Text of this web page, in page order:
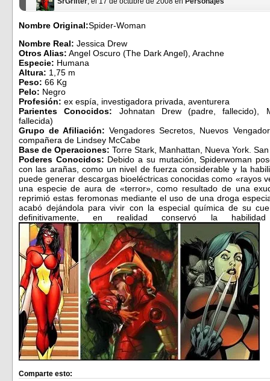
Nombre Original:Spider-Woman
Nombre Real: Jessica Drew
Otros Alias: Angel Oscuro (The Dark Angel), Arachne
Especie: Humana
Altura: 1,75 m
Peso: 66 Kg
Pelo: Negro
Profesión: ex espía, investigadora privada, aventurera
Parientes Conocidos: Johnatan Drew (padre, fallecido),
fallecida)
Grupo de Afiliación: Vengadores Secretos, Nuevos
compañera de Lindsey McCabe
Base de Operaciones: Torre Stark, Manhattan, Nueva York.
Poderes Conocidos: Debido a su mutación, Spiderwoman
con las arañas, como un nivel de fuerza considerable y la
puede generar descargas bioeléctricas conocidas como «rayos
una especie de aura de «terror», como resultado de una
reprimió estas feromonas mediante el uso de una droga
acabó dejándola para vivir con la especial química de su
definitivamente, en realidad conservó la
Comparte esto: